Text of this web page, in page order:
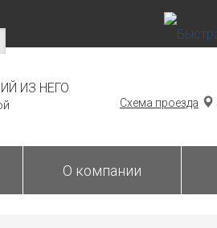
ИЗ НЕГО
Схема проезда
О компании